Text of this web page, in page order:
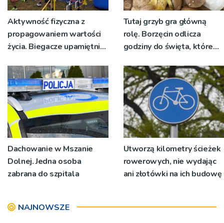
Aktywność fizyczna z
propagowaniem wartości
życia. Biegacze upamiętnili
Tutaj grzyb gra główną
rolę. Borzęcin odlicza
godziny do święta, które
pokoleń
Dachowanie w Mszanie
Dolnej. Jedna osoba
zabrana do szpitala
Utworzą kilometry ścieżek
rowerowych, nie wydając
ani złotówki na ich budowę
NAJNOWSZE